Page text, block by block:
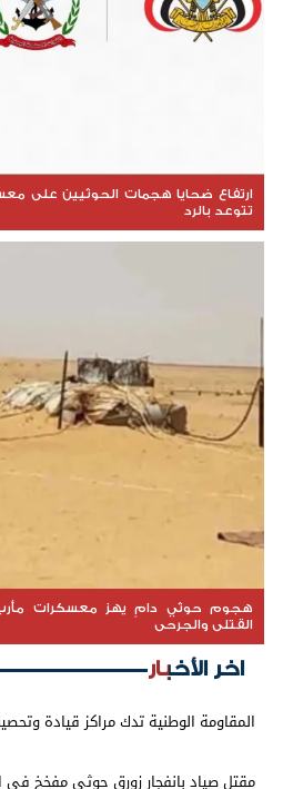
ارتفاع ضحايا هجمات الحوثيين على
تتوعد بالرد
هجوم حوثي دامٍ يهز معسكرات
القتلى والجرحى
اخر الأخبار
المقاومة الوطنية تدك مراكز قيادة
مقتل صياد بانفجار زورق حوثي مفخخ في